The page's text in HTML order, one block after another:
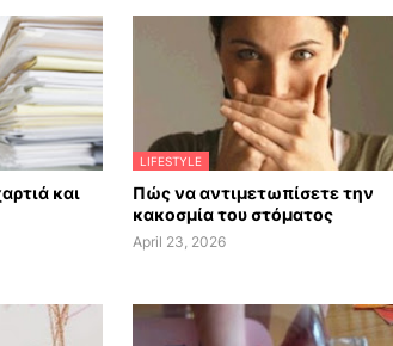
και
LIFESTYLE
Πώς να αντιμετωπίσετε την
κακοσμία του στόματος
April 23, 2026